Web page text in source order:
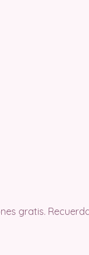
gratis.